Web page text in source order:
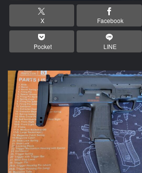
X Facebook
Pocket LINE